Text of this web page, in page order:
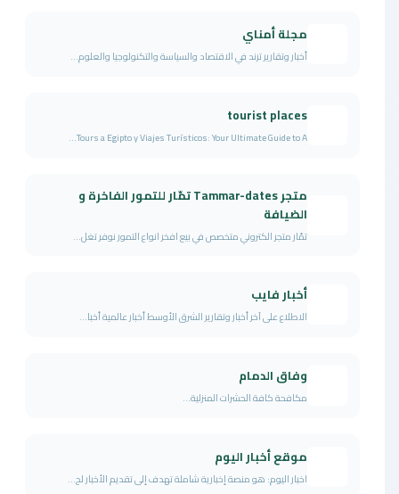
مجلة أمناي
أخبار وتقارير ترند في الاقتصاد والسياسة والتكنولوجيا والعلوم...
tourist places
Tours a Egipto y Viajes Turísticos: Your Ultimate Guide to A...
متجر Tammar-dates تمّار للتمور الفاخرة و
الضيافة
تمّار متجر الكتروني متخصص في بيع افخر انواع التمور نوفر تغل...
أخبار فايب
الاطلاع على آخر أخبار وتقارير الشرق الأوسط أخبار عالمية أخبا...
وفاق الدمام
مكافحة كافة الحشرات المنزلية...
موقع أخبار اليوم
اخبار اليوم: هو منصة إخبارية شاملة تهدف إلى تقديم الأخبار لح...